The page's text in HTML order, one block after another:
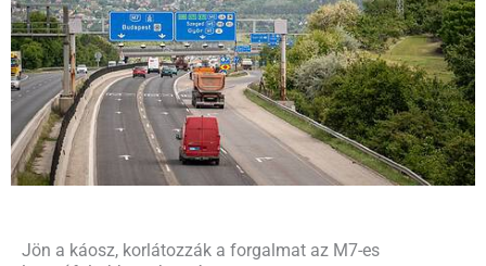
Jön a káosz, korlátozzák a forgalmat az M7-es